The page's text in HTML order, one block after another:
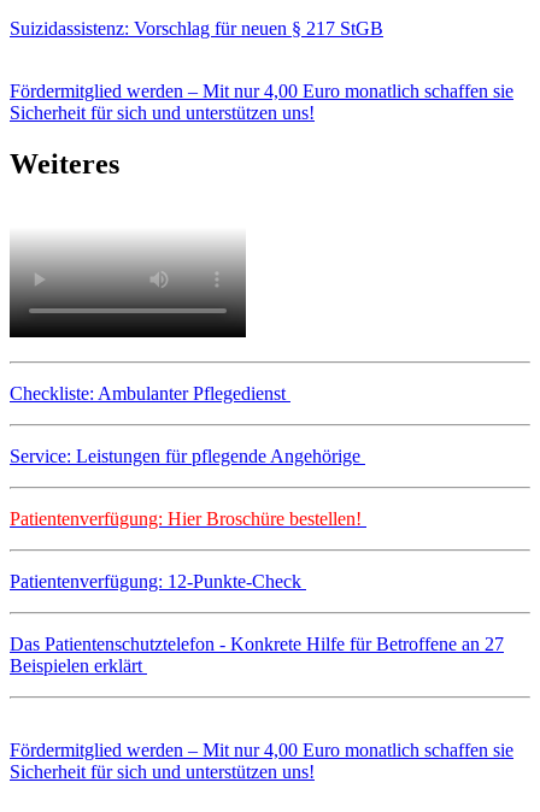
Suizidassistenz: Vorschlag für neuen § 217 StGB
Fördermitglied werden – Mit nur 4,00 Euro monatlich schaffen sie
Sicherheit für sich und unterstützen uns!
Weiteres
Checkliste: Ambulanter Pflegedienst
Service: Leistungen für pflegende Angehörige
Patientenverfügung: Hier Broschüre bestellen!
Patientenverfügung: 12-Punkte-Check
Das Patientenschutztelefon - Konkrete Hilfe für Betroffene an 27
Beispielen erklärt
Fördermitglied werden – Mit nur 4,00 Euro monatlich schaffen sie
Sicherheit für sich und unterstützen uns!